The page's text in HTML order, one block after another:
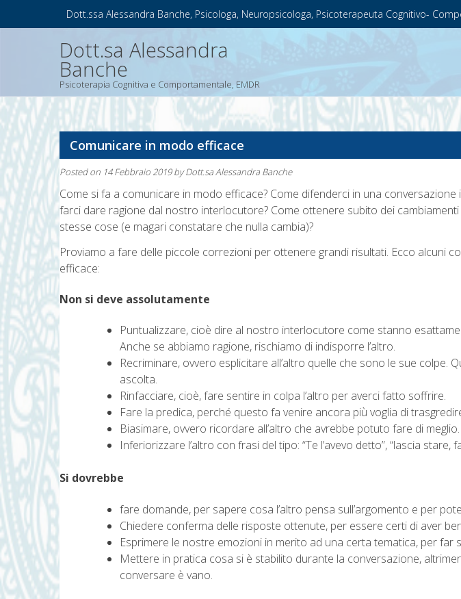
to
Dott.ssa Alessandra Banche, Psicologa, Neuropsicologa, Psicoterapeuta Cognitivo-
Dott.sa Alessandra
Banche
Psicoterapia Cognitiva e Comportamentale, EMDR
Comunicare in modo efficace
Posted on 14 Febbraio 2019byDott.sa Alessandra Banche
Come si fa a comunicare in modo efficace? Come difenderci in una conversazione
farci dare ragione dal nostro interlocutore? Come ottenere subito dei
stesse cose (e magari constatare che nulla cambia)?
Proviamo a fare delle piccole correzioni per ottenere grandi risultati. Ecco alcuni
efficace:
Non si deve assolutamente
Puntualizzare, cioè dire al nostro interlocutore come stanno
Anche se abbiamo ragione, rischiamo di indisporre l’altro.
Recriminare, ovvero esplicitare all’altro quelle che sono le sue colpe.
ascolta.
Rinfacciare, cioè, fare sentire in colpa l’altro per averci fatto soffrire.
Fare la predica, perché questo fa venire ancora più voglia di
Biasimare, ovvero ricordare all’altro che avrebbe potuto fare di meglio.
Inferiorizzare l’altro con frasi del tipo: “Te l’avevo detto”, “lascia stare,
Si dovrebbe
fare domande, per sapere cosa l’altro pensa sull’argomento e per
Chiedere conferma delle risposte ottenute, per essere certi di aver
Esprimere le nostre emozioni in merito ad una certa tematica, per far
Mettere in pratica cosa si è stabilito durante la conversazione,
conversare è vano.